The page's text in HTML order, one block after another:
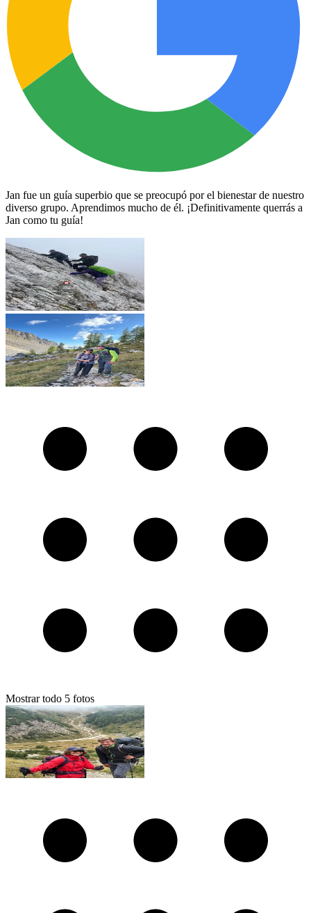
Jan fue un guía superbio que se preocupó por el bienestar de nuestro
diverso grupo. Aprendimos mucho de él. ¡Definitivamente querrás a
Jan como tu guía!
Mostrar todo 5 fotos